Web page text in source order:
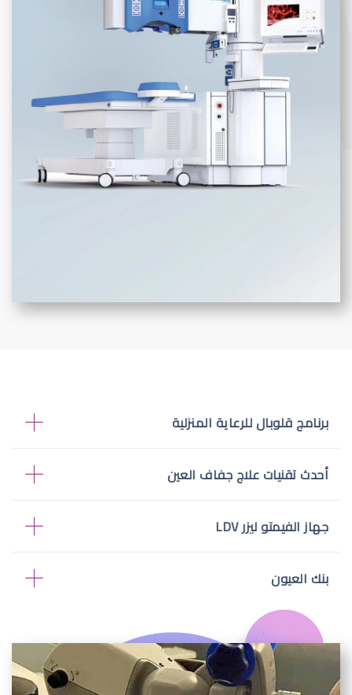
برنامج قلوبال للرعاية المنزلية
أحدث تقنيات علاج جفاف العين
جهاز الفيمتو ليزر LDV
بنك العيون